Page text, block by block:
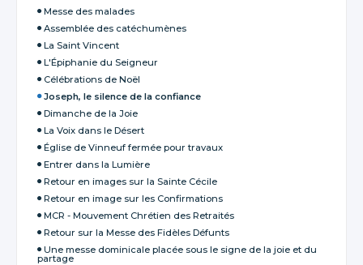
Messe des malades
Assemblée des catéchumènes
La Saint Vincent
L'Épiphanie du Seigneur
Célébrations de Noël
Joseph, le silence de la confiance
Dimanche de la Joie
La Voix dans le Désert
Église de Vinneuf fermée pour travaux
Entrer dans la Lumière
Retour en images sur la Sainte Cécile
Retour en image sur les Confirmations
MCR - Mouvement Chrétien des Retraités
Retour sur la Messe des Fidèles Défunts
Une messe dominicale placée sous le signe de la joie et du
partage